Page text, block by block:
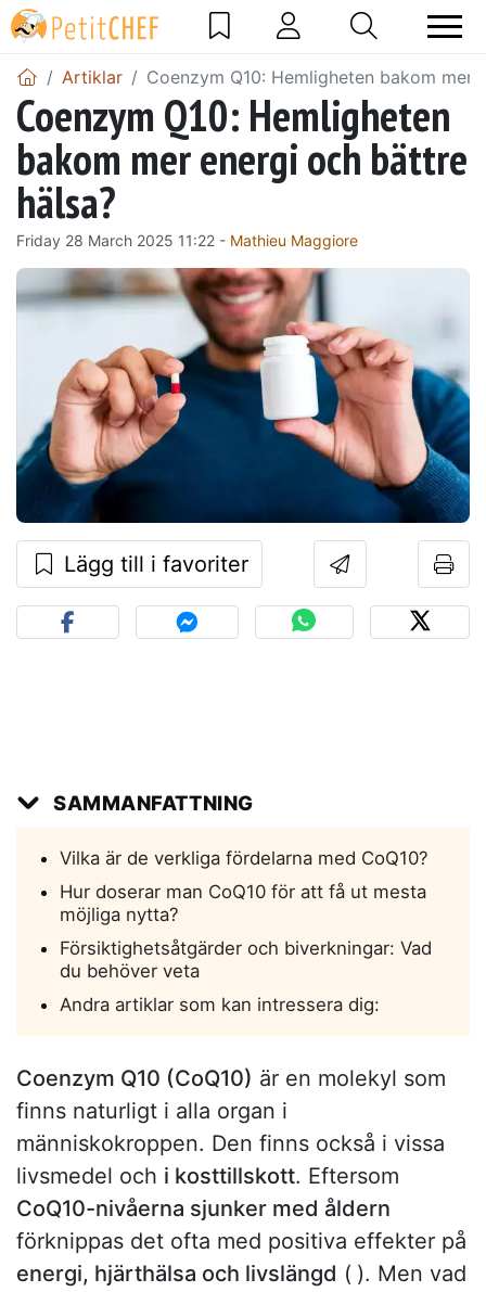
Artiklar Coenzym Q10: Hemligheten bakom mer
Coenzym Q10: Hemligheten
bakom mer energi och bättre
hälsa?
Friday 28 March 2025 11:22 - Mathieu Maggiore
Lägg till i favoriter
SAMMANFATTNING
Vilka är de verkliga fördelarna med CoQ10?
Hur doserar man CoQ10 för att få ut mesta
möjliga nytta?
Försiktighetsåtgärder och biverkningar: Vad
du behöver veta
Andra artiklar som kan intressera dig:
Coenzym Q10 (CoQ10) är en molekyl som
finns naturligt i alla organ i
människokroppen. Den finns också i vissa
livsmedel och i kosttillskott. Eftersom
CoQ10-nivåerna sjunker med åldern
förknippas det ofta med positiva effekter på
energi, hjärthälsa och livslängd ( ). Men vad